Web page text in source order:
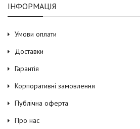
ІНФОРМАЦІЯ
Умови оплати
Доставки
Гарантія
Корпоративні замовлення
Публічна оферта
Про нас